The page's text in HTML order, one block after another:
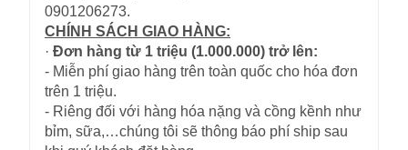
0901206273.
CHÍNH SÁCH GIAO HÀNG:
· Đơn hàng từ 1 triệu (1.000.000) trở lên:
- Miễn phí giao hàng trên toàn quốc cho hóa đơn
trên 1 triệu.
- Riêng đối với hàng hóa nặng và cồng kềnh như
bỉm, sữa,…chúng tôi sẽ thông báo phí ship sau